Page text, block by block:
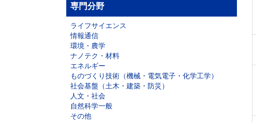
専門分野
ライフサイエンス
情報通信
環境・農学
ナノテク・材料
エネルギー
ものづくり技術（機械・電気電子・化学工学）
社会基盤（土木・建築・防災）
人文・社会
自然科学一般
その他